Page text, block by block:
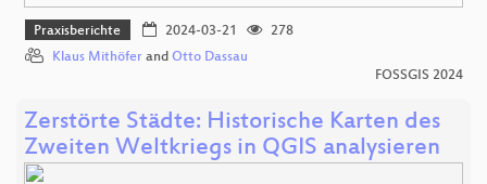
Praxisberichte 2024-03-21
278
Klaus Mithöfer and Otto Dassau
FOSSGIS 2024
Zerstörte Städte: Historische Karten des
Zweiten Weltkriegs in QGIS analysieren